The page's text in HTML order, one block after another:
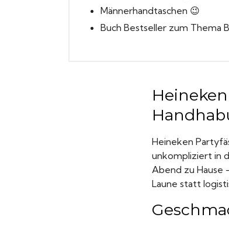
Männerhandtaschen 😉
Buch Bestseller zum Thema
Heineken
unkompliziert in
Abend zu Hause
Laune statt